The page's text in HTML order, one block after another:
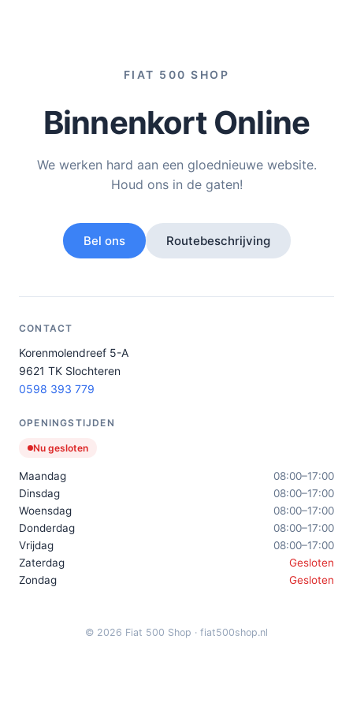
FIAT 500 SHOP
Binnenkort Online
We werken hard aan een gloednieuwe website.
Houd ons in de gaten!
Bel ons Routebeschrijving
CONTACT
Korenmolendreef 5-A
9621 TK Slochteren
0598 393 779
OPENINGSTIJDEN
Nu gesloten
Maandag
08:00–17:00
Dinsdag
08:00–17:00
Woensdag
08:00–17:00
Donderdag
08:00–17:00
Vrijdag
08:00–17:00
Zaterdag
Gesloten
Zondag
Gesloten
© 2026 Fiat 500 Shop · fiat500shop.nl